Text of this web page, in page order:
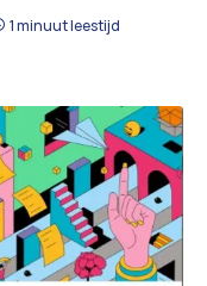
1 minuut leestijd